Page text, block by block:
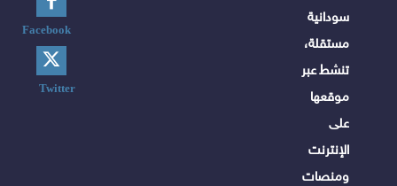
سودانية
مستقلة،
تنشط عبر
موقعها
على
الإنترنت
ومنصات
Facebook
Twitter